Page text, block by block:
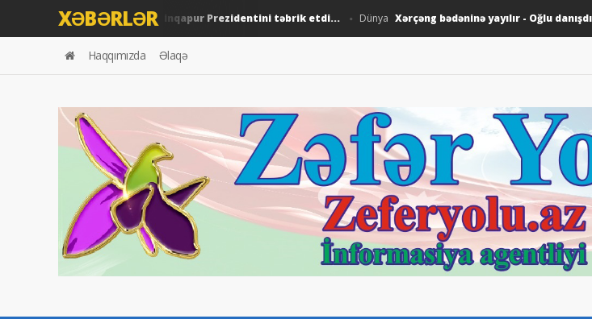
XƏBƏRLƏR
Siyasət İlham Əliyev Sinqapur Prezidentini təbrik etdi... Dünya Xərçəng bədəninə yayılır - Oğlu danışdı...
Haqqımızda Əlaqə